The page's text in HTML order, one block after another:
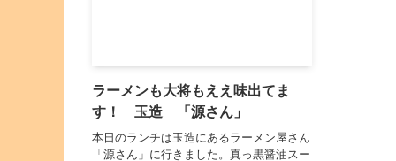
ラーメンも大将もええ味出てま
す！ 玉造 「源さん」
本日のランチは玉造にあるラーメン屋さん
「源さん」に行きました。真っ黒醤油スー